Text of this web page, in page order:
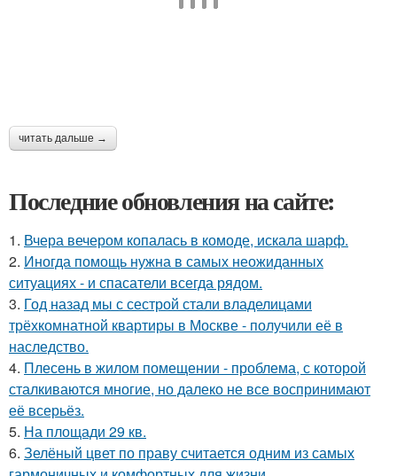
читать дальше →
Последние обновления на сайте:
1. Вчера вечером копалась в комоде, искала шарф.
2. Иногда помощь нужна в самых неожиданных
ситуациях - и спасатели всегда рядом.
3. Год назад мы с сестрой стали владелицами
трёхкомнатной квартиры в Москве - получили её в
наследство.
4. Плесень в жилом помещении - проблема, с которой
сталкиваются многие, но далеко не все воспринимают
её всерьёз.
5. На площади 29 кв.
6. Зелёный цвет по праву считается одним из самых